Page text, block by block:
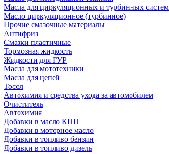
Масла для циркуляционных и турбинных систем
Масло циркуляционное (турбинное)
Прочие смазочные материалы
Антифриз
Смазки пластичные
Тормозная жидкость
Жидкости для ГУР
Масла для мототехники
Масла для цепей
Тосол
Автохимия и средства ухода за автомобилем
Очиститель
Автохимия
Добавки в масло КПП
Добавки в моторное масло
Добавки в топливо бензин
Добавки в топливо дизель